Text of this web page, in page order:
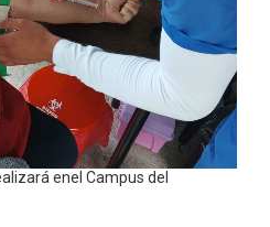
enel Campus del